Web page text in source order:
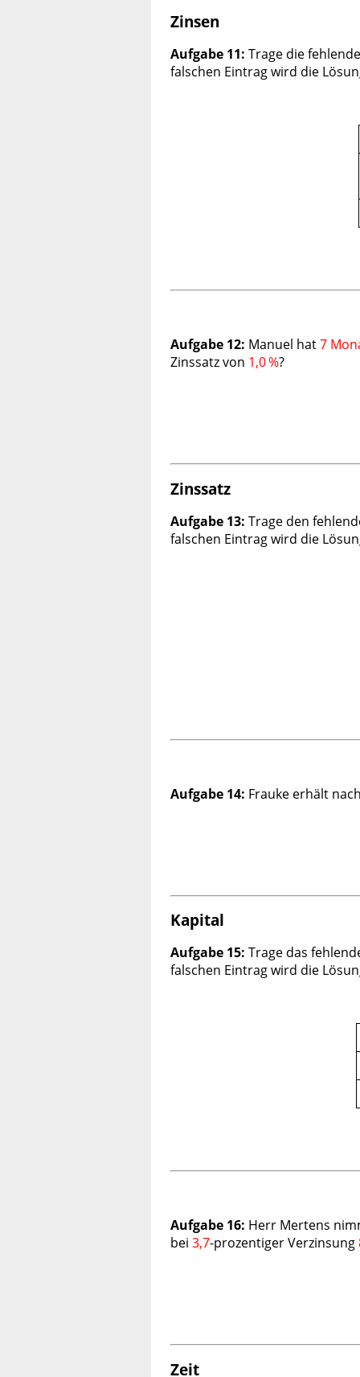
Zinsen
Aufgabe 11: Trage die
falschen Eintrag wird die
Aufgabe 12: Manuel hat7
Zinssatz von 1,0%?
Zinssatz
Aufgabe 13: Trage den
falschen Eintrag wird die
Aufgabe 14: Frauke erhält
Kapital
Aufgabe 15: Trage das
falschen Eintrag wird die
Aufgabe 16: Herr Mertens
bei 3,7-prozentiger Verzinsung
Zeit